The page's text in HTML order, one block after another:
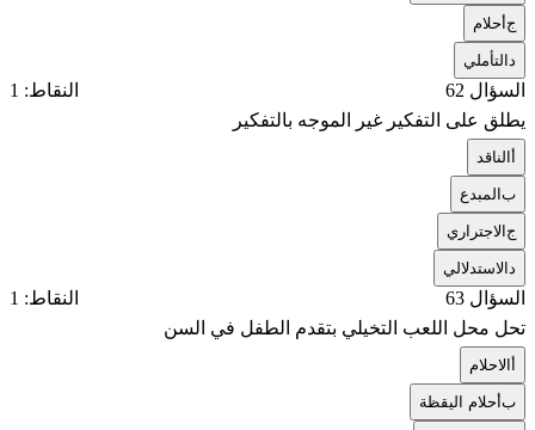
جأحلام
التأملي
السؤال 62
النقاط: 1
يطلق على التفكير غير الموجه بالتفكير
الناقد
بالمبدع
جالاجتراري
الاستدلالي
السؤال 63
النقاط: 1
تحل محل اللعب التخيلي بتقدم الطفل في السن
الاحلام
بأحلام اليقظة